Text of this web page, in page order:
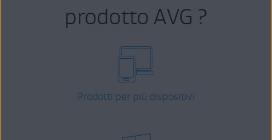
prodotto AVG ?
Prodotti per più dispositivi